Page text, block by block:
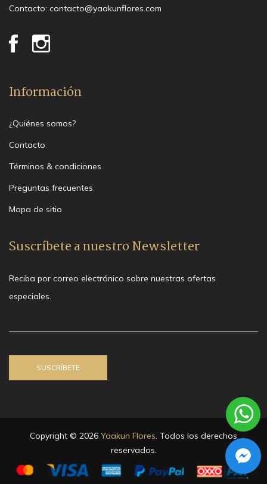
Contacto: contacto@yaakunflores.com
Información
¿Quiénes somos?
Contacto
Términos & condiciones
Preguntas frecuentes
Mapa de sitio
Suscríbete a nuestro Newsletter
Reciba por correo electrónico sobre nuestras ofertas
especiales.
Copyright © 2026 Yaakun Flores. Todos los derechos
reservados.